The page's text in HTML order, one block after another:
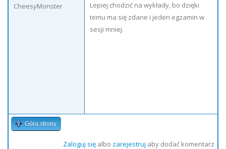
CheesyMonster
Lepiej chodzić na wykłady, bo dzięki
temu ma się zdane i jeden egzamin w
sesji mniej.
Góra strony
Zaloguj sięalbo zarejestruj aby dodać komentarz